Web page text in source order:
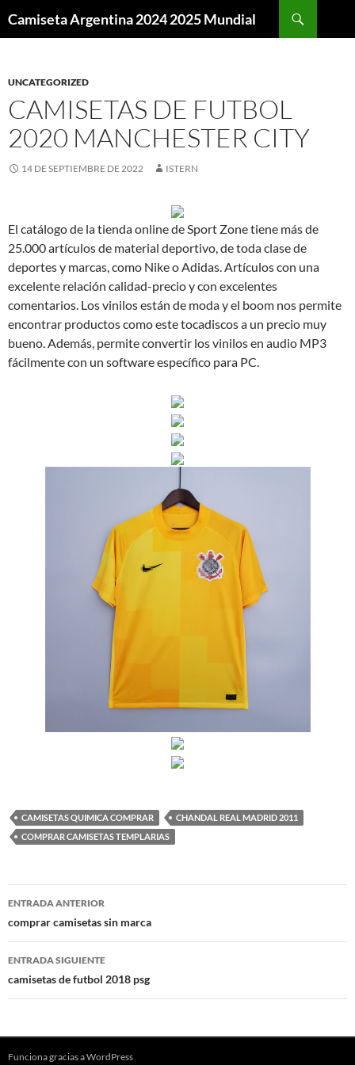
Camiseta Argentina 2024 2025 Mundial
UNCATEGORIZED
CAMISETAS DE FUTBOL
2020 MANCHESTER CITY
14 DE SEPTIEMBRE DE 2022 ISTERN
El catálogo de la tienda online de Sport Zone tiene más de
25.000 artículos de material deportivo, de toda clase de
deportes y marcas, como Nike o Adidas. Artículos con una
excelente relación calidad-precio y con excelentes
comentarios. Los vinilos están de moda y el boom nos permite
encontrar productos como este tocadiscos a un precio muy
bueno. Además, permite convertir los vinilos en audio MP3
fácilmente con un software específico para PC.
CAMISETAS QUIMICA COMPRAR
CHANDAL REAL MADRID 2011
COMPRAR CAMISETAS TEMPLARIAS
Navegación
de
entradas
ENTRADA ANTERIOR
comprar camisetas sin marca
ENTRADA SIGUIENTE
camisetas de futbol 2018 psg
Funciona gracias a WordPress